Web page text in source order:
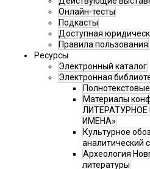
Онлайн-тесты
Подкасты
Доступная
Правила пользования
Ресурсы
Электронный каталог
Электронная
Материалы
ЛИТЕРАТУРНОЕ
ИМЕНА»
Культурное
аналитический
Археология
литературы